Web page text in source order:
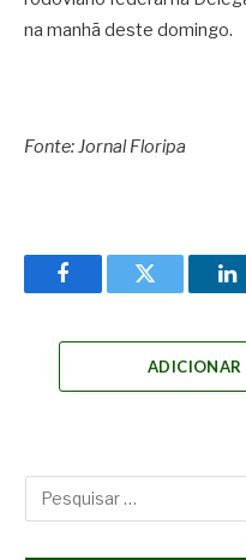
na manhã deste domingo.
Fonte: Jornal Floripa
FacebookTwitter
ADICIONAR